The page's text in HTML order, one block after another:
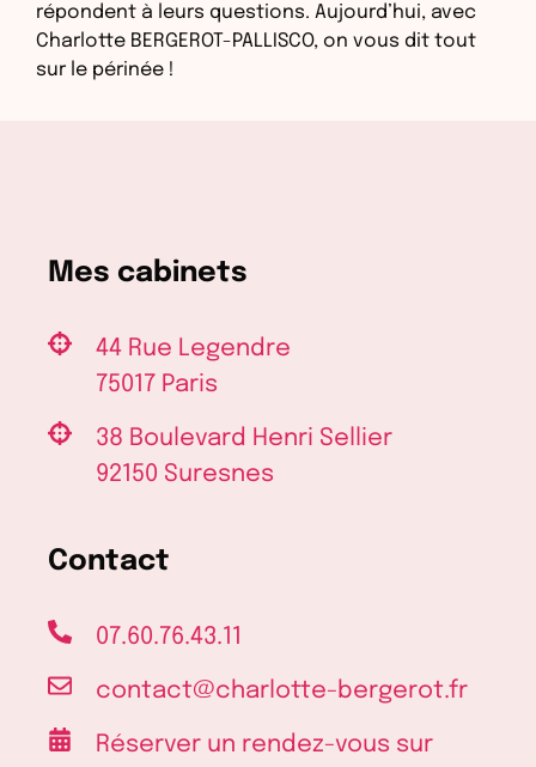
répondent à leurs questions. Aujourd’hui, avec
Charlotte BERGEROT-PALLISCO, on vous dit tout
sur le périnée !
Mes cabinets
44 Rue Legendre
75017 Paris
38 Boulevard Henri Sellier
92150 Suresnes
Contact
07.60.76.43.11
contact@charlotte-bergerot.fr
Réserver un rendez-vous sur